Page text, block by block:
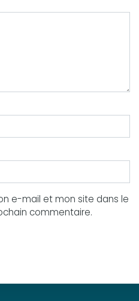
e-mail et mon site dans le
commentaire.